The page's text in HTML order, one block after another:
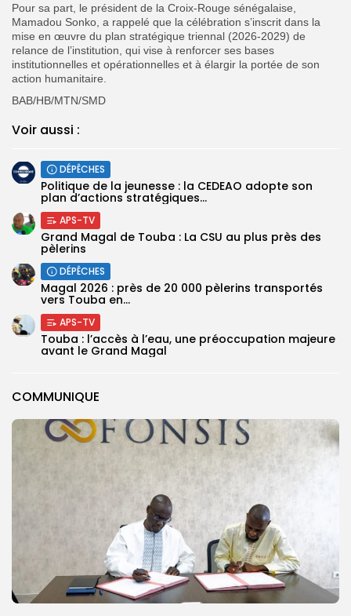
COMMUNIQUE
Pour sa part, le président de la Croix-Rouge sénégalaise,
Mamadou Sonko, a rappelé que la célébration s’inscrit dans la
mise en œuvre du plan stratégique triennal (2026-2029) de
relance de l’institution, qui vise à renforcer ses bases
institutionnelles et opérationnelles et à élargir la portée de son
action humanitaire.
BAB/HB/MTN/SMD
Voir aussi :
DÉPÊCHES
Politique de la jeunesse : la CEDEAO adopte son
plan d’actions stratégiques...
APS-TV
Grand Magal de Touba : La CSU au plus près des
pèlerins
DÉPÊCHES
Magal 2026 : près de 20 000 pèlerins transportés
vers Touba en...
APS-TV
Touba : l’accès à l’eau, une préoccupation majeure
avant le Grand Magal